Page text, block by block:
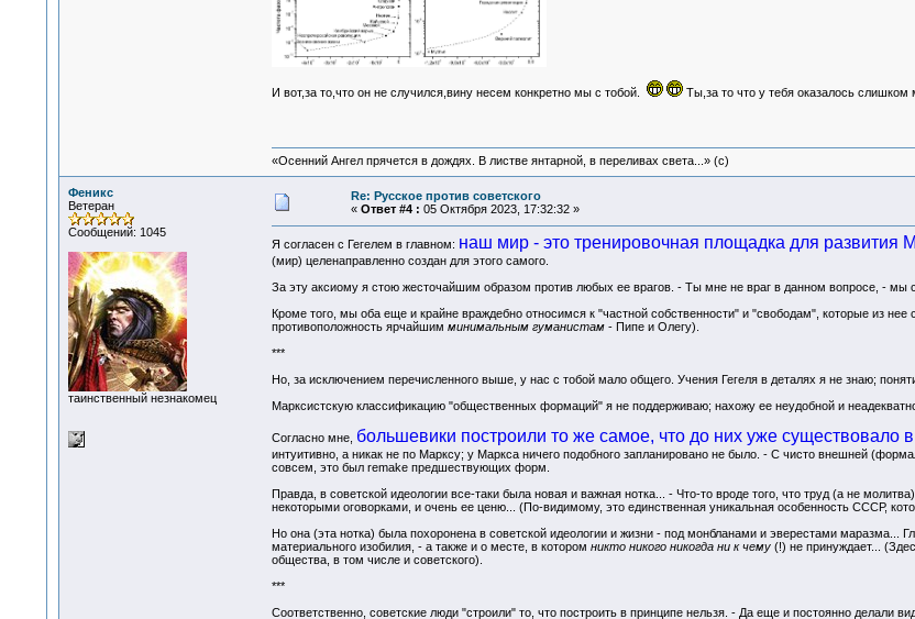
И вот,за то,что он не случился,вину несем конкретно мы с тобой. Ты,за то что у тебя оказалось
«Осенний Ангел прячется в дождях. В листве янтарной, в переливах света...» (c)
Феникс
Ветеран
Сообщений: 1045
таинственный незнакомец
Re: Русское против советского
« Ответ #4 : 05 Октября 2023, 17:32:32 »
Я согласен с Гегелем в главном: наш мир - это тренировочная площадка для развития
(мир) целенаправленно создан для этого самого.
За эту аксиому я стою жесточайшим образом против любых ее врагов. - Ты мне не враг в данном вопросе, - мы с
Кроме того, мы оба еще и крайне враждебно относимся к "частной собственности" и "свободам", которые из
противоположность ярчайшим минимальным гуманистам- Пипе и Олегу).
***
Но, за исключением перечисленного выше, у нас с тобой мало общего. Учения Гегеля в деталях я не знаю;
Марксистскую классификацию "общественных формаций" я не поддерживаю; нахожу ее неудобной и
Согласно мне, большевики построили то же самое, что до них уже существовало
интуитивно, а никак не по Марксу; у Маркса ничего подобного запланировано не было. - С чисто внешней
совсем, это был remake предшествующих форм.
Правда, в советской идеологии все-таки была новая и важная нотка... - Что-то вроде того, что труд (а не
некоторыми оговорками, и очень ее ценю... (По-видимому, это единственная уникальная особенность СССР,
Но она (эта нотка) была похоронена в советской идеологии и жизни - под монбланами и эверестами маразма...
материального изобилия, - а также и о месте, в котором никто никого никогда ни к чему(!) не принуждает...
общества, в том числе и советского).
***
Соответственно, советские люди "строили" то, что построить в принципе нельзя. - Да еще и постоянно делали